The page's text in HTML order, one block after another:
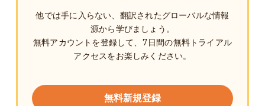
他では手に入らない、翻訳されたグローバルな情報
源から学びましょう。
無料アカウントを登録して、7日間の無料トライアル
アクセスをお楽しみください。
無料新規登録